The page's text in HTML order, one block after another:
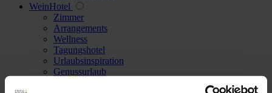
WeinHotel
Zimmer
Arrangements
Wellness
Tagungshotel
Urlaubsinspiration
Genussurlaub